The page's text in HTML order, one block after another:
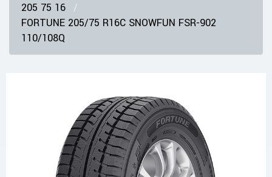
205 75 16
FORTUNE 205/75 R16C SNOWFUN FSR-902
110/108Q